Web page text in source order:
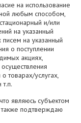
на использование
любым способом,
и/или
на указанный
на указанный
о поступлении
акциях,
товарах/услугах,
т.п.
являюсь субъектом
подтверждаю